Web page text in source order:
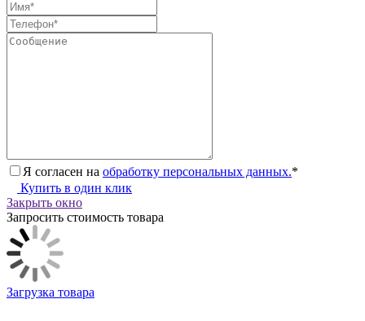
Я согласен на обработку персональных данных.*
Купить в один клик
Закрыть окно
Запросить стоимость товара
Загрузка товара